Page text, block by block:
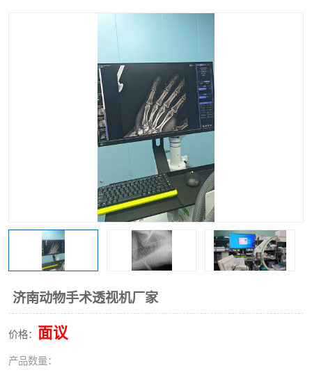
济南动物手术透视机厂家
价格： 面议
产品数量：
管道焊缝探伤X光机DR 牛马羊大动物兽用DR